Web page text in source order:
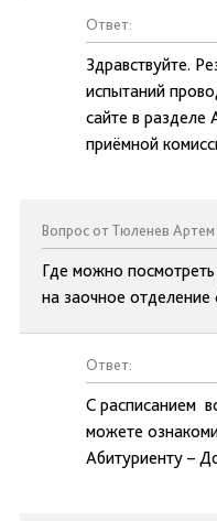
Ответ:
Здравствуйте.
испытаний
сайте в разделе
приёмной
Вопрос от Тюленев Артем
Где можно
на заочное
Ответ:
С расписанием
можете
Абитуриенту –